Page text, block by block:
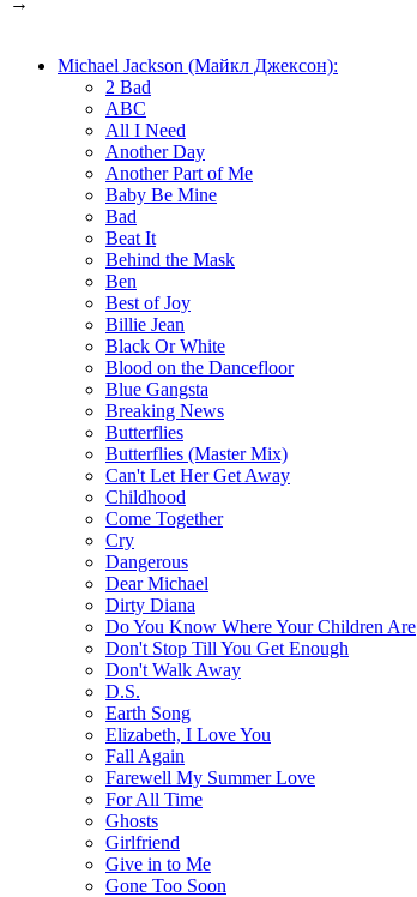
Michael Jackson (Майкл Джексон):
2 Bad
ABC
All I Need
Another Day
Another Part of Me
Baby Be Mine
Bad
Beat It
Behind the Mask
Ben
Best of Joy
Billie Jean
Black Or White
Blood on the Dancefloor
Blue Gangsta
Breaking News
Butterflies
Butterflies (Master Mix)
Can't Let Her Get Away
Childhood
Come Together
Cry
Dangerous
Dear Michael
Dirty Diana
Do You Know Where Your Children Are
Don't Stop Till You Get Enough
Don't Walk Away
D.S.
Earth Song
Elizabeth, I Love You
Fall Again
Farewell My Summer Love
For All Time
Ghosts
Girlfriend
Give in to Me
Gone Too Soon